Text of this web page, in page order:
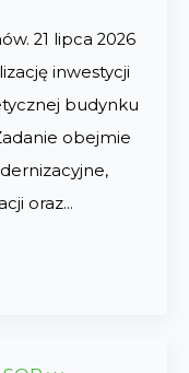
21 lipca 2026
inwestycji
budynku
obejmie
oraz…